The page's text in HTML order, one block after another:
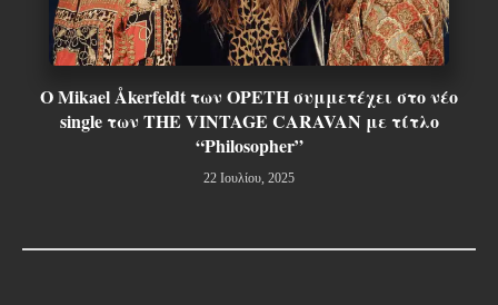
Ο Mikael Åkerfeldt των OPETH συμμετέχει στο νέο
single των THE VINTAGE CARAVAN με τίτλο
“Philosopher”
22 Ιουλίου, 2025